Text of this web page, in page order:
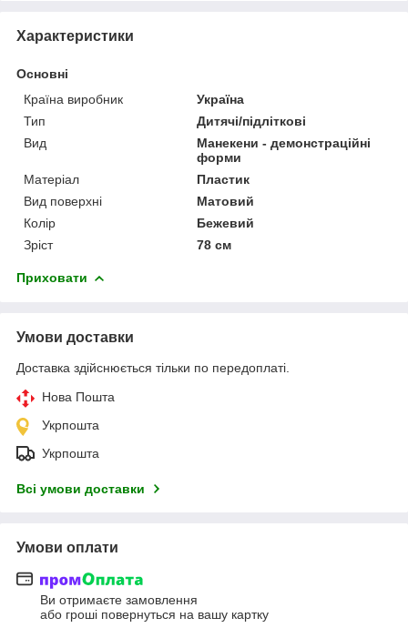
Характеристики
Основні
Країна виробник
Україна
Тип
Дитячі/підліткові
Вид
Манекени - демонстраційні
форми
Матеріал
Пластик
Вид поверхні
Матовий
Колір
Бежевий
Зріст
78 см
Приховати
Умови доставки
Доставка здійснюється тільки по передоплаті.
Нова Пошта
Укрпошта
Укрпошта
Всі умови доставки
Умови оплати
Ви отримаєте замовлення
або гроші повернуться на вашу картку